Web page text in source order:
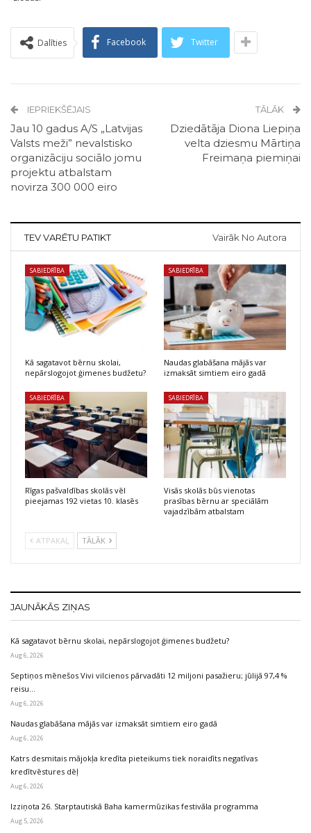
Dalīties Facebook Twitter
IEPRIEKŠĒJAIS
Jau 10 gadus A/S „Latvijas
Valsts meži” nevalstisko
organizāciju sociālo jomu
projektu atbalstam
novirza 300 000 eiro
TĀLĀK
Dziedātāja Diona Liepiņa
velta dziesmu Mārtiņa
Freimaņa piemiņai
TEV VARĒTU PATIKT Vairāk No Autora
SABIEDRĪBA
Kā sagatavot bērnu skolai,
nepārslogojot ģimenes budžetu?
SABIEDRĪBA
Naudas glabāšana mājās var
izmaksāt simtiem eiro gadā
SABIEDRĪBA
Rīgas pašvaldības skolās vēl
pieejamas 192 vietas 10. klasēs
SABIEDRĪBA
Visās skolās būs vienotas
prasības bērnu ar speciālām
vajadzībām atbalstam
ATPAKAĻ TĀLĀK
JAUNĀKĀS ZIŅAS
Kā sagatavot bērnu skolai, nepārslogojot ģimenes budžetu?
Aug 6, 2026
Septiņos mēnešos Vivi vilcienos pārvadāti 12 miljoni pasažieru; jūlijā 97,4 %
reisu…
Aug 6, 2026
Naudas glabāšana mājās var izmaksāt simtiem eiro gadā
Aug 6, 2026
Katrs desmitais mājokļa kredīta pieteikums tiek noraidīts negatīvas
kredītvēstures dēļ
Aug 6, 2026
Izziņota 26. Starptautiskā Baha kamermūzikas festivāla programma
Aug 5, 2026